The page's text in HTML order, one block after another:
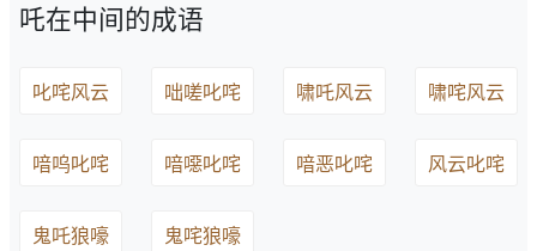
吒在中间的成语
叱咤风云 咄嗟叱咤 啸吒风云 啸咤风云
喑呜叱咤 喑噁叱咤 喑恶叱咤 风云叱咤
鬼吒狼嚎 鬼咤狼嚎